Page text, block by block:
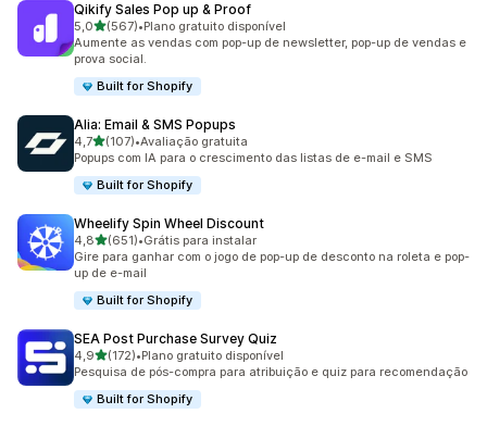
Qikify Sales Pop up & Proof
5,0de 5 estrelas
(567)
567 avaliações ao todo
•Plano gratuito disponível
Aumente as vendas com pop-up de newsletter, pop-up de vendas e
prova social.
Built for Shopify
Alia: Email & SMS Popups
4,7de 5 estrelas
(107)
107 avaliações ao todo
•Avaliação gratuita
Popups com IA para o crescimento das listas de e-mail e SMS
Built for Shopify
Wheelify Spin Wheel Discount
4,8de 5 estrelas
(651)
651 avaliações ao todo
•Grátis para instalar
Gire para ganhar com o jogo de pop-up de desconto na roleta e pop-
up de e-mail
Built for Shopify
SEA Post Purchase Survey Quiz
4,9de 5 estrelas
(172)
172 avaliações ao todo
•Plano gratuito disponível
Pesquisa de pós-compra para atribuição e quiz para recomendação
Built for Shopify